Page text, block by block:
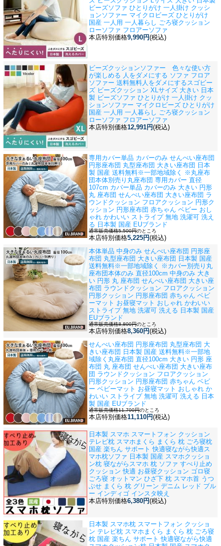
ビーズソファ ひとりがけ 一人掛け クッシ
ョンソファー マイクロビーズ ひとりがけ
国産 一人用 一人暮らし ごろ寝クッション
ローソファ フロアーソファ
本店特別価格9,990円(税込)
ビーズクッションソファー 色々な使い方
が楽しめる 人をダメにする ソファ フロア
ソファー 送料無料人をダメにするスゴビー
ズ ビーズクッション XLサイズ 大きい 日本
製 ビーズソファ ひとりがけ 一人掛け クッ
ションソファー マイクロビーズ ひとりがけ
国産 一人用 一人暮らし ごろ寝クッション
ローソファ フロアーソファ
本店特別価格12,991円(税込)
専用カバー単品 カバーのみ せんべい座布団
円形座布団 丸型座布団 大きい座布団 日本
製 国産 送料無料※一部地域除く ※丸座布
団本体別売り 丸座布団 専用カバー 直径
107cm カバー単品 カバーのみ 大きい 円形
丸 座布団 せんべい座布団 大きい座布団 ラ
ウンドクッション フロアクッション 円形ク
ッション 円形座布団 赤ちゃん ベビー おし
ゃれ かわいい ストライプ 無地 洗濯可 洗え
る 日本製 国産 EUブランド
通常販売価格5,500円のところ
本店特別価格5,225円(税込)
本体単品 中身のみ せんべい座布団 円形座
布団 丸型座布団 大きい座布団 日本製 国産
送料無料※一部地域除く ※カバー別売り 丸
座布団本体のみ 直径100cm 中身のみ 大き
い 円形 丸 座布団 せんべい座布団 大きい座
布団 ラウンドクッション フロアクッション
円形クッション 円形座布団 赤ちゃん ベビ
ーマット お昼寝マット おしゃれ かわいい
ストライプ 無地 洗濯可 洗える 日本製 国産
EUブランド
通常販売価格8,800円のところ
本店特別価格8,360円(税込)
せんべい座布団 円形座布団 丸型座布団 大
きい座布団 日本製 国産 送料無料※一部地
域除く 丸座布団 直径100cm 大きい 円形 座
布団 丸 座布団 せんべい座布団 大きい座布
団 ラウンドクッション フロアクッション
円形クッション 円形座布団 赤ちゃん ベビ
ー ベビーマット お昼寝マット おしゃれ か
わいい ストライプ 無地 洗濯可 洗える 日本
製 国産 EUブランド
通常販売価格11,700円のところ
本店特別価格11,110円(税込)
日本製 スマホ スマートフォン クッション
テレビ枕 スマホまくら まくら 枕 ごろ寝枕
国産 楽ちん サポート 快適寝ながら快適ス
マホ枕ソファ 日本製 国産 スマホクッショ
ン枕 寝ながらスマホ 枕 ソファ すべり止め
クッション 快適 お昼寝クッション ゴロ寝
ごろ寝 オットマン ひざ下 枕 スマホ首 うつ
ぶせ まくら 枕 グリーン デニム レッド ブル
ー インディゴ インスタ映え
本店特別価格6,380円(税込)
日本製 スマホ枕 スマートフォン クッショ
ン テレビ枕 スマホまくら まくら 枕 ごろ寝
枕 国産 楽ちん サポート 快適寝ながら快適